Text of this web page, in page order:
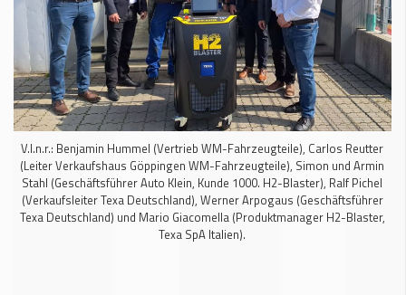
V.l.n.r.: Benjamin Hummel (Vertrieb WM-Fahrzeugteile), Carlos Reutter
(Leiter Verkaufshaus Göppingen WM-Fahrzeugteile), Simon und Armin
Stahl (Geschäftsführer Auto Klein, Kunde 1000. H2-Blaster), Ralf Pichel
(Verkaufsleiter Texa Deutschland), Werner Arpogaus (Geschäftsführer
Texa Deutschland) und Mario Giacomella (Produktmanager H2-Blaster,
Texa SpA Italien).